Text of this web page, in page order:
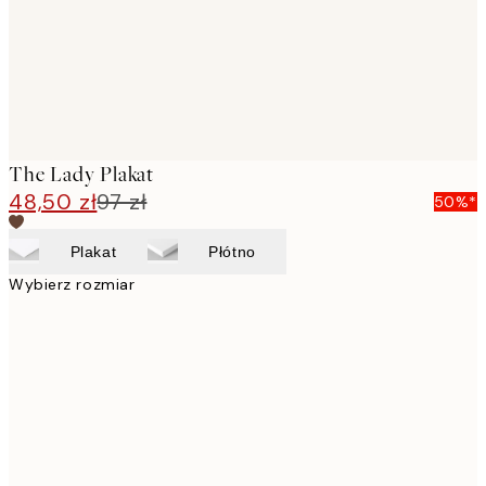
The Lady Plakat
48,50 zł97 zł 50%*
Plakat Płótno
Wybierz rozmiar